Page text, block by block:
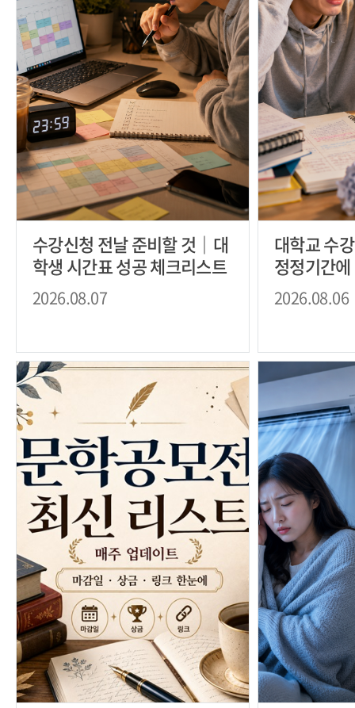
수강신청 전날 준비할 것｜대
학생 시간표 성공 체크리스트
2026.08.07
대학교 수
정정기간
인 방법
2026.08.06